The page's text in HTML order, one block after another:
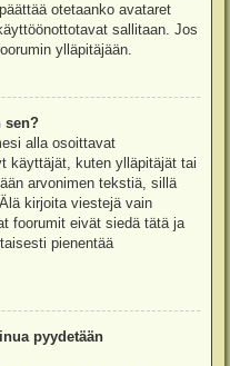
otetaanko avataret
sallitaan. Jos
ylläpitäjään.
sen?
alla osoittavat
käyttäjät, kuten ylläpitäjät tai
arvonimen tekstiä, sillä
kirjoita viestejä vain
foorumit eivät siedä tätä ja
pienentää
pyydetään